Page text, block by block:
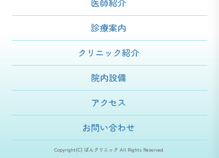
診療案内
クリニック紹介
院内設備
アクセス
お問い合わせ
Copyright(C) ばんクリニック All Rights Reserved.